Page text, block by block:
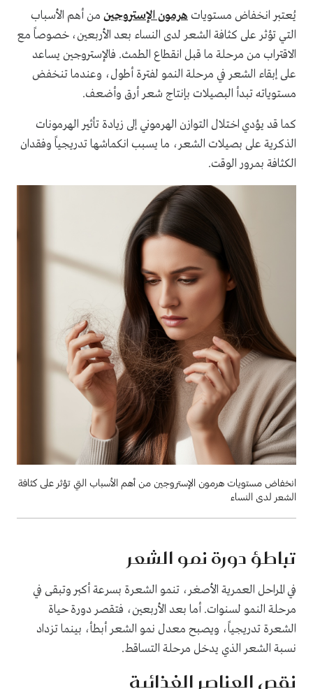
يُعتبر انخفاض مستويات هرمون الإستروجين من أهم الأسباب
التي تؤثر على كثافة الشعر لدى النساء بعد الأربعين، خصوصاً مع
الاقتراب من مرحلة ما قبل انقطاع الطمث. فالإستروجين يساعد
على إبقاء الشعر في مرحلة النمو لفترة أطول، وعندما تنخفض
مستوياته تبدأ البصيلات بإنتاج شعر أرق وأضعف.
كما قد يؤدي اختلال التوازن الهرموني إلى زيادة تأثير الهرمونات
الذكرية على بصيلات الشعر، ما يسبب انكماشها تدريجياً وفقدان
الكثافة بمرور الوقت.
انخفاض مستويات هرمون الإستروجين من أهم الأسباب التي تؤثر على كثافة
الشعر لدى النساء
تباطؤ دورة نمو الشعر
في المراحل العمرية الأصغر، تنمو الشعرة بسرعة أكبر وتبقى في
مرحلة النمو لسنوات. أما بعد الأربعين، فتقصر دورة حياة
الشعرة تدريجياً، ويصبح معدل نمو الشعر أبطأ، بينما تزداد
نسبة الشعر الذي يدخل مرحلة التساقط.
نقص العناصر الغذائية